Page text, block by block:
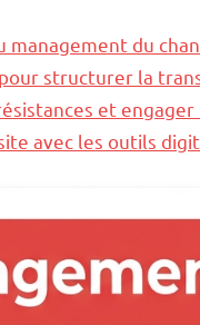
management du
structurer la
et engager
avec les outils